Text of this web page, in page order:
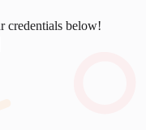
credentials below!